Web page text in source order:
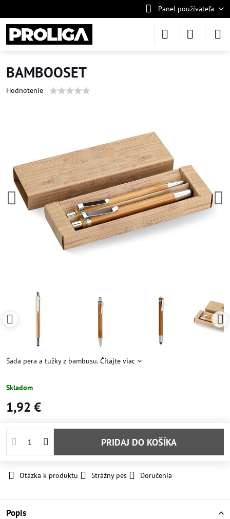
Panel používateľa
BAMBOOSET
Hodnotenie
Sada pera a tužky z bambusu.Čítajte viac
Skladom
1,92 €
PRIDAJ DO KOŠÍKA
Otázka k produktu Strážny pes Doručenia
Popis